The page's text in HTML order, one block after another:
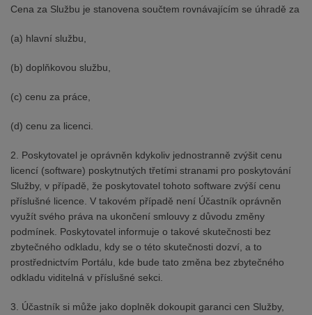
Cena za Službu je stanovena součtem rovnávajícím se úhradě za
(a) hlavní službu,
(b) doplňkovou službu,
(c) cenu za práce,
(d) cenu za licenci.
2. Poskytovatel je oprávněn kdykoliv jednostranně zvýšit cenu
licencí (software) poskytnutých třetími stranami pro poskytování
Služby, v případě, že poskytovatel tohoto software zvýší cenu
příslušné licence. V takovém případě není Účastník oprávněn
využít svého práva na ukončení smlouvy z důvodu změny
podmínek. Poskytovatel informuje o takové skutečnosti bez
zbytečného odkladu, kdy se o této skutečnosti dozví, a to
prostřednictvím Portálu, kde bude tato změna bez zbytečného
odkladu viditelná v příslušné sekci.
3. Účastník si může jako doplněk dokoupit garanci cen Služby,